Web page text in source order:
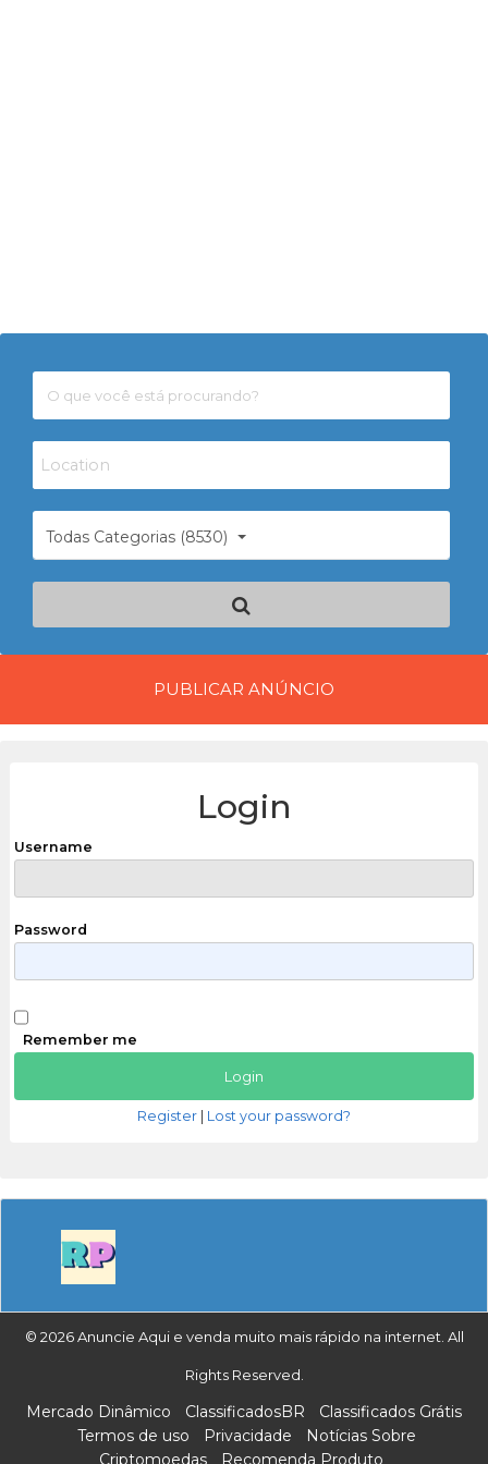
Todas Categorias (8530)
PUBLICAR ANÚNCIO
Login
Username
Password
Remember me
Register Lost your password?
© 2026 Anuncie Aqui e venda muito mais rápido na internet. All
Rights Reserved.
Mercado Dinâmico ClassificadosBR
Classificados Grátis
Termos de uso
Privacidade
Notícias Sobre
Criptomoedas
Recomenda Produto